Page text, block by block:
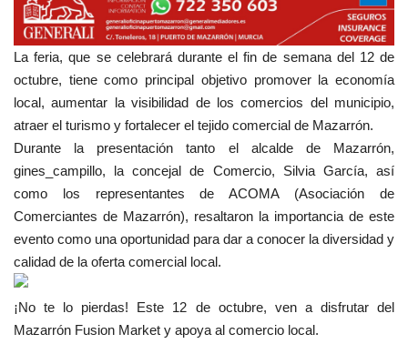
La feria, que se celebrará durante el fin de semana del 12 de
octubre, tiene como principal objetivo promover la economía
local, aumentar la visibilidad de los comercios del municipio,
atraer el turismo y fortalecer el tejido comercial de Mazarrón.
Durante la presentación tanto el alcalde de Mazarrón,
gines_campillo, la concejal de Comercio, Silvia García, así
como los representantes de ACOMA (Asociación de
Comerciantes de Mazarrón), resaltaron la importancia de este
evento como una oportunidad para dar a conocer la diversidad y
calidad de la oferta comercial local.
¡No te lo pierdas! Este 12 de octubre, ven a disfrutar del
Mazarrón Fusion Market y apoya al comercio local.